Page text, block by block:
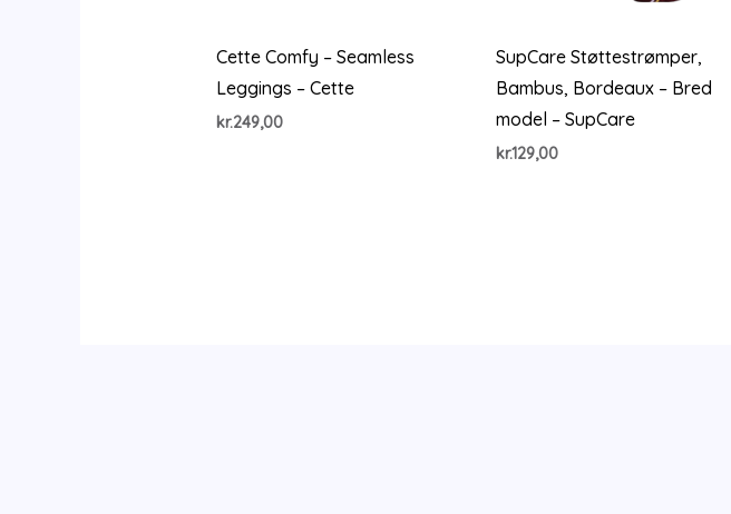
Cette Comfy – Seamless
Leggings – Cette
kr.249,00
SupCare Støttestrømper,
Bambus, Bordeaux – Bred
model – SupCare
kr.129,00